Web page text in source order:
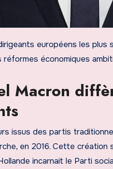
réformes économiques
Macron
issus des partis
en 2016. Cette
incarnait le Parti